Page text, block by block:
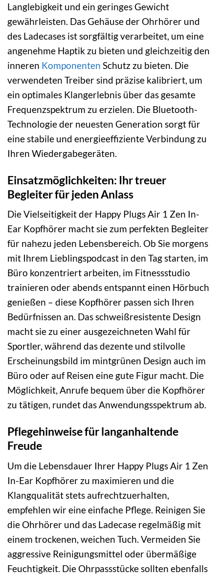
Langlebigkeit und ein geringes Gewicht
gewährleisten. Das Gehäuse der Ohrhörer und
des Ladecases ist sorgfältig verarbeitet, um eine
angenehme Haptik zu bieten und gleichzeitig den
inneren Komponenten Schutz zu bieten. Die
verwendeten Treiber sind präzise kalibriert, um
ein optimales Klangerlebnis über das gesamte
Frequenzspektrum zu erzielen. Die Bluetooth-
Technologie der neuesten Generation sorgt für
eine stabile und energieeffiziente Verbindung zu
Ihren Wiedergabegeräten.
Einsatzmöglichkeiten: Ihr treuer
Begleiter für jeden Anlass
Die Vielseitigkeit der Happy Plugs Air 1 Zen In-
Ear Kopfhörer macht sie zum perfekten Begleiter
für nahezu jeden Lebensbereich. Ob Sie morgens
mit Ihrem Lieblingspodcast in den Tag starten, im
Büro konzentriert arbeiten, im Fitnessstudio
trainieren oder abends entspannt einen Hörbuch
genießen – diese Kopfhörer passen sich Ihren
Bedürfnissen an. Das schweißresistente Design
macht sie zu einer ausgezeichneten Wahl für
Sportler, während das dezente und stilvolle
Erscheinungsbild im mintgrünen Design auch im
Büro oder auf Reisen eine gute Figur macht. Die
Möglichkeit, Anrufe bequem über die Kopfhörer
zu tätigen, rundet das Anwendungsspektrum ab.
Pflegehinweise für langanhaltende
Freude
Um die Lebensdauer Ihrer Happy Plugs Air 1 Zen
In-Ear Kopfhörer zu maximieren und die
Klangqualität stets aufrechtzuerhalten,
empfehlen wir eine einfache Pflege. Reinigen Sie
die Ohrhörer und das Ladecase regelmäßig mit
einem trockenen, weichen Tuch. Vermeiden Sie
aggressive Reinigungsmittel oder übermäßige
Feuchtigkeit. Die Ohrpassstücke sollten ebenfalls